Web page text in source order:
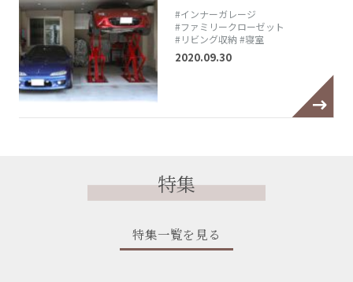
#インナーガレージ
#ファミリークローゼット
#リビング収納 #寝室
2020.09.30
特集
特集一覧を見る